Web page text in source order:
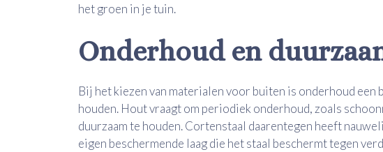
het groen in je tuin.
Onderhoud en
Bij het kiezen van materialen voor buiten is onderhoud een
houden. Hout vraagt om periodiek onderhoud, zoals
duurzaam te houden. Cortenstaal daarentegen heeft
eigen beschermende laag die het staal beschermt tegen